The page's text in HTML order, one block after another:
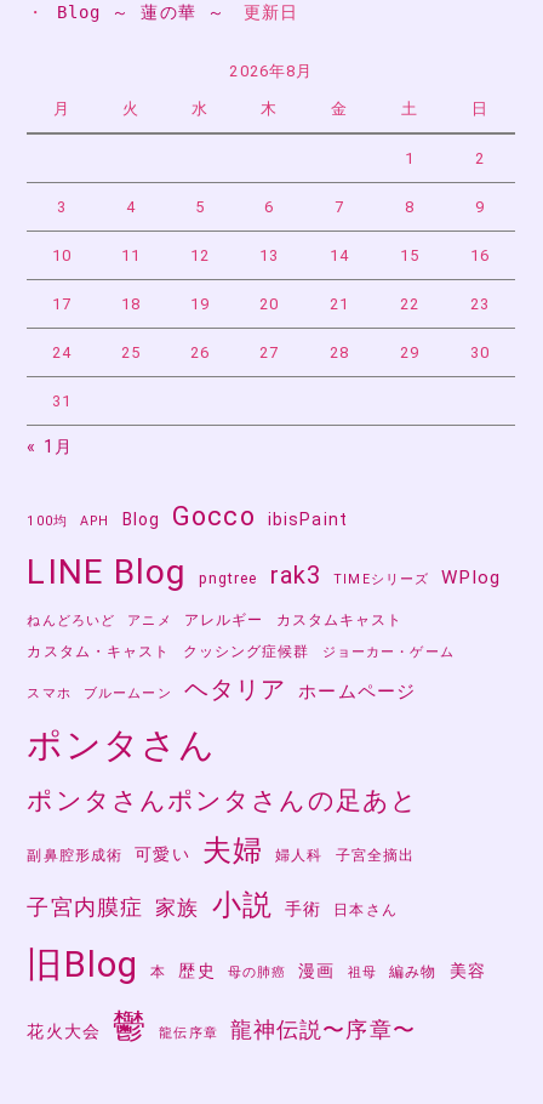
・ Blog ～ 蓮の華 ～ 更新日
2026年8月
月 火 水 木 金 土 日
1 2
3 4 5 6 7 8 9
10 11 12 13 14 15 16
17 18 19 20 21 22 23
24 25 26 27 28 29 30
31
« 1月
100均 APH Blog Gocco ibisPaint
LINE Blog pngtree rak3 TIMEシリーズ WPlog
ねんどろいど アニメ アレルギー
カスタムキャスト
カスタム・キャスト
クッシング症候群 ジョーカー・ゲーム
スマホ ブルームーン ヘタリア ホームページ
ポンタさん
ポンタさんポンタさんの足あと
副鼻腔形成術 可愛い 夫婦 婦人科 子宮全摘出
子宮内膜症 家族 小説 手術 日本さん
旧Blog 本 歴史 母の肺癌 漫画 祖母 編み物 美容
花火大会 鬱 龍伝序章 龍神伝説〜序章〜